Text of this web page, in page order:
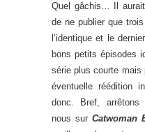
Quel gâchis… Il
de ne publier que
l’identique et le
bons petits épisodes
série plus courte mais
éventuelle réédition
donc. Bref, arrêtons
nous surCatwoman